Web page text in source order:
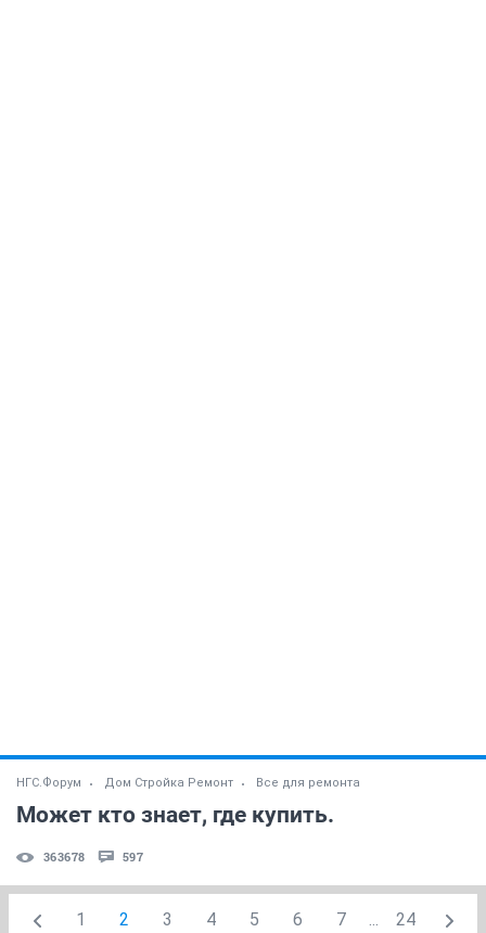
НГС.Форум Дом Стройка Ремонт Все для ремонта
Может кто знает, где купить.
363678 597
1 2 3 4 5 6 7 ... 24